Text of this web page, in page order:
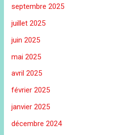
septembre 2025
juillet 2025
juin 2025
mai 2025
avril 2025
février 2025
janvier 2025
décembre 2024